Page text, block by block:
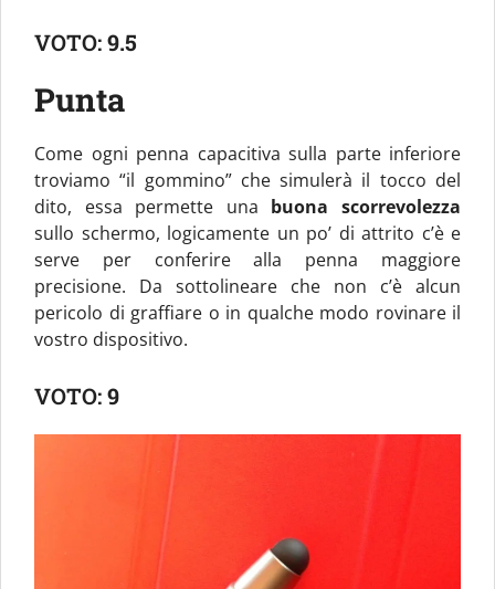
VOTO:9.5
Punta
Come ogni penna capacitiva sulla parte inferiore
troviamo “il gommino” che simulerà il tocco del
dito, essa permette una buona scorrevolezza
sullo schermo, logicamente un po’ di attrito c’è e
serve per conferire alla penna maggiore
precisione. Da sottolineare che non c’è alcun
pericolo di graffiare o in qualche modo rovinare il
vostro dispositivo.
VOTO:9